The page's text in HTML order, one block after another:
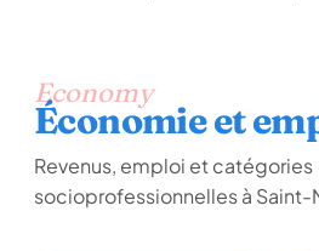
Economy
Économie et
Revenus, emploi et catégories
socioprofessionnelles à